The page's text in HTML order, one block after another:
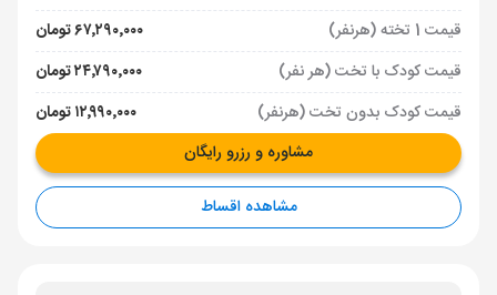
قیمت 1 تخته (هرنفر)
۶۷٬۲۹۰٬۰۰۰ تومان
قیمت کودک با تخت (هر نفر)
۲۴٬۷۹۰٬۰۰۰ تومان
قیمت کودک بدون تخت (هرنفر)
۱۲٬۹۹۰٬۰۰۰ تومان
مشاوره و رزرو رایگان
مشاهده اقساط